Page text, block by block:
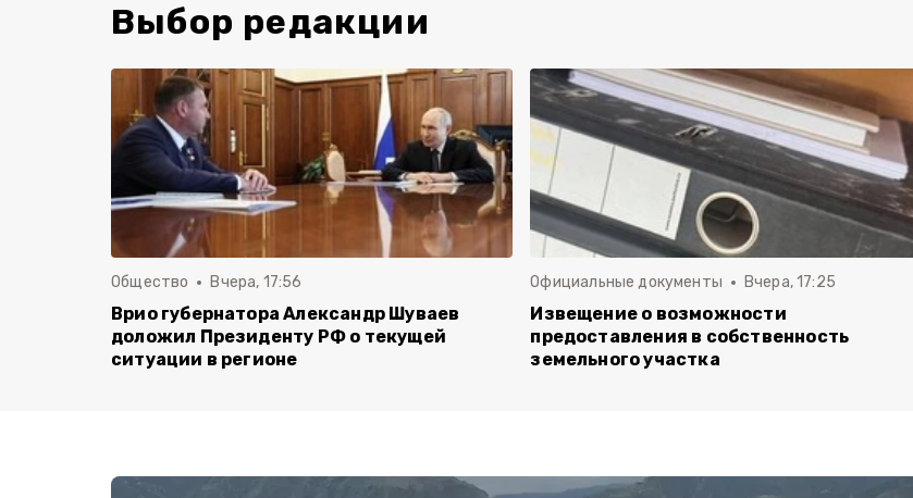
Выбор редакции
Общество Вчера, 17:56
Врио губернатора Александр Шуваев
доложил Президенту РФ о текущей
ситуации в регионе
Официальные документы Вчера, 17:25
Извещение о возможности
предоставления в собственность
земельного участка